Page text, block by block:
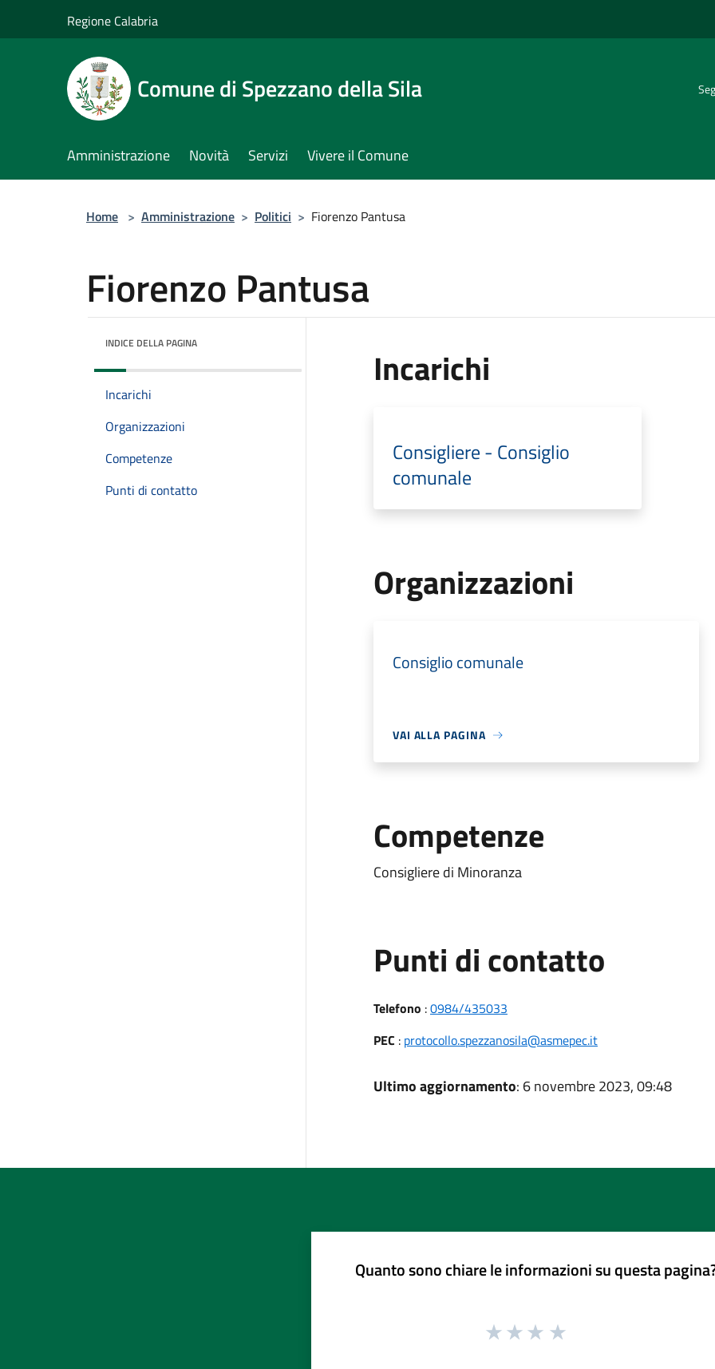
Regione Calabria
Comune di Spezzano della Sila
Amministrazione Novità Servizi Vivere il Comune
Home > Amministrazione > Politici > Fiorenzo Pantusa
Fiorenzo Pantusa
INDICE DELLA PAGINA
Incarichi
Organizzazioni
Competenze
Punti di contatto
Incarichi
Consigliere - Consiglio
comunale
Organizzazioni
Consiglio comunale
VAI ALLA PAGINA
Competenze
Consigliere di Minoranza
Punti di contatto
Telefono :0984/435033
PEC : protocollo.spezzanosila@asmepec.it
Ultimo aggiornamento: 6 novembre 2023, 09:48
Quanto sono chiare le informazioni su questa